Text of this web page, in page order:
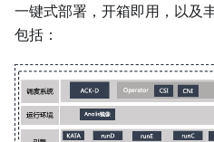
一键式部署，开箱即用，以及
包括：